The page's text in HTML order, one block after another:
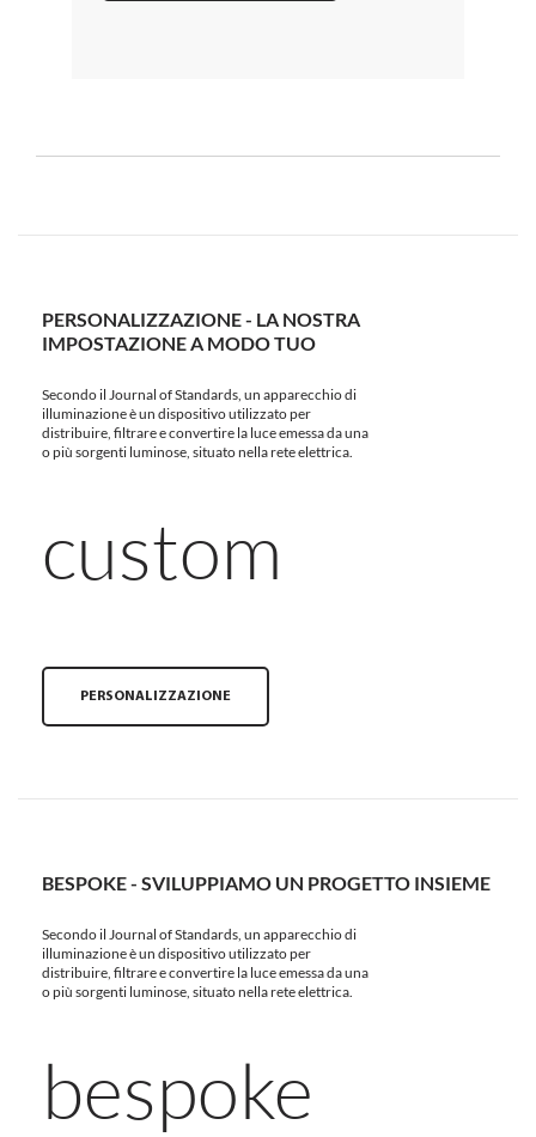
PERSONALIZZAZIONE - LA NOSTRA
IMPOSTAZIONE A MODO TUO
Secondo il Journal of Standards, un apparecchio di
illuminazione è un dispositivo utilizzato per
distribuire, filtrare e convertire la luce emessa da una
o più sorgenti luminose, situato nella rete elettrica.
custom
PERSONALIZZAZIONE
BESPOKE - SVILUPPIAMO UN PROGETTO INSIEME
Secondo il Journal of Standards, un apparecchio di
illuminazione è un dispositivo utilizzato per
distribuire, filtrare e convertire la luce emessa da una
o più sorgenti luminose, situato nella rete elettrica.
bespoke